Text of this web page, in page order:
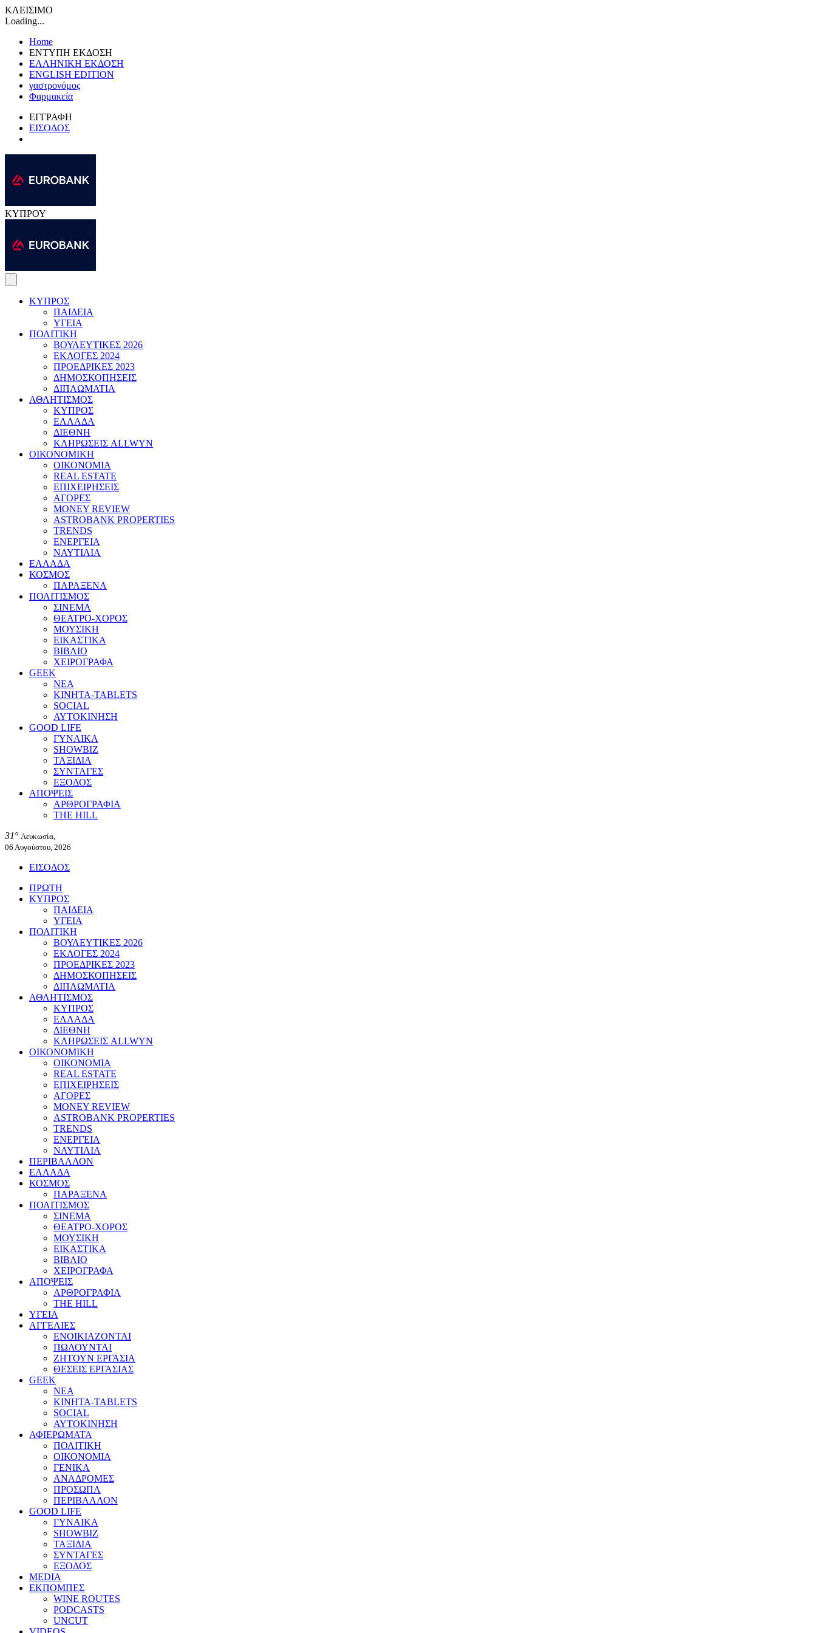
ΚΛΕΙΣΙΜΟ
Loading...
Home
ΕΝΤΥΠΗ ΕΚΔΟΣΗ
ΕΛΛΗΝΙΚΗ ΕΚΔΟΣΗ
ENGLISH EDITION
γαστρονόμος
Φαρμακεία
ΕΓΓΡΑΦΗ
ΕΙΣΟΔΟΣ
ΚΥΠΡΟΥ
ΚΥΠΡΟΣ
ΠΑΙΔΕΙΑ
ΥΓΕΙΑ
ΠΟΛΙΤΙΚΗ
ΒΟΥΛΕΥΤΙΚΕΣ 2026
ΕΚΛΟΓΕΣ 2024
ΠΡΟΕΔΡΙΚΕΣ 2023
ΔΗΜΟΣΚΟΠΗΣΕΙΣ
ΔΙΠΛΩΜΑΤΙΑ
ΑΘΛΗΤΙΣΜΟΣ
ΚΥΠΡΟΣ
ΕΛΛΑΔΑ
ΔΙΕΘΝΗ
ΚΛΗΡΩΣΕΙΣ ALLWYN
ΟΙΚΟΝΟΜΙΚΗ
ΟΙΚΟΝΟΜΙΑ
REAL ESTATE
ΕΠΙΧΕΙΡΗΣΕΙΣ
ΑΓΟΡΕΣ
MONEY REVIEW
ASTROBANK PROPERTIES
TRENDS
ΕΝΕΡΓΕΙΑ
ΝΑΥΤΙΛΙΑ
ΕΛΛΑΔΑ
ΚΟΣΜΟΣ
ΠΑΡΑΞΕΝΑ
ΠΟΛΙΤΙΣΜΟΣ
ΣΙΝΕΜΑ
ΘΕΑΤΡΟ-ΧΟΡΟΣ
ΜΟΥΣΙΚΗ
ΕΙΚΑΣΤΙΚΑ
ΒΙΒΛΙΟ
ΧΕΙΡΟΓΡΑΦΑ
GEEK
ΝΕΑ
ΚΙΝΗΤΑ-TABLETS
SOCIAL
ΑΥΤΟΚΙΝΗΣΗ
GOOD LIFE
ΓΥΝΑΙΚΑ
SHOWBIZ
ΤΑΞΙΔΙΑ
ΣΥΝΤΑΓΕΣ
ΕΞΟΔΟΣ
ΑΠΟΨΕΙΣ
ΑΡΘΡΟΓΡΑΦΙΑ
THE HILL
31° Λευκωσία,
06 Αυγούστου, 2026
ΕΙΣΟΔΟΣ
ΠΡΩΤΗ
ΚΥΠΡΟΣ
ΠΑΙΔΕΙΑ
ΥΓΕΙΑ
ΠΟΛΙΤΙΚΗ
ΒΟΥΛΕΥΤΙΚΕΣ 2026
ΕΚΛΟΓΕΣ 2024
ΠΡΟΕΔΡΙΚΕΣ 2023
ΔΗΜΟΣΚΟΠΗΣΕΙΣ
ΔΙΠΛΩΜΑΤΙΑ
ΑΘΛΗΤΙΣΜΟΣ
ΚΥΠΡΟΣ
ΕΛΛΑΔΑ
ΔΙΕΘΝΗ
ΚΛΗΡΩΣΕΙΣ ALLWYN
ΟΙΚΟΝΟΜΙΚΗ
ΟΙΚΟΝΟΜΙΑ
REAL ESTATE
ΕΠΙΧΕΙΡΗΣΕΙΣ
ΑΓΟΡΕΣ
MONEY REVIEW
ASTROBANK PROPERTIES
TRENDS
ΕΝΕΡΓΕΙΑ
ΝΑΥΤΙΛΙΑ
ΠΕΡΙΒΑΛΛΟΝ
ΕΛΛΑΔΑ
ΚΟΣΜΟΣ
ΠΑΡΑΞΕΝΑ
ΠΟΛΙΤΙΣΜΟΣ
ΣΙΝΕΜΑ
ΘΕΑΤΡΟ-ΧΟΡΟΣ
ΜΟΥΣΙΚΗ
ΕΙΚΑΣΤΙΚΑ
ΒΙΒΛΙΟ
ΧΕΙΡΟΓΡΑΦΑ
ΑΠΟΨΕΙΣ
ΑΡΘΡΟΓΡΑΦΙΑ
THE HILL
ΥΓΕΙΑ
ΑΓΓΕΛΙΕΣ
ΕΝΟΙΚΙΑΖΟΝΤΑΙ
ΠΩΛΟΥΝΤΑΙ
ΖΗΤΟΥΝ ΕΡΓΑΣΙΑ
ΘΕΣΕΙΣ ΕΡΓΑΣΙΑΣ
GEEK
ΝΕΑ
ΚΙΝΗΤΑ-TABLETS
SOCIAL
ΑΥΤΟΚΙΝΗΣΗ
ΑΦΙΕΡΩΜΑΤΑ
ΠΟΛΙΤΙΚΗ
ΟΙΚΟΝΟΜΙΑ
ΓΕΝΙΚΑ
ΑΝΑΔΡΟΜΕΣ
ΠΡΟΣΩΠΑ
ΠΕΡΙΒΑΛΛΟΝ
GOOD LIFE
ΓΥΝΑΙΚΑ
SHOWBIZ
ΤΑΞΙΔΙΑ
ΣΥΝΤΑΓΕΣ
ΕΞΟΔΟΣ
MEDIA
ΕΚΠΟΜΠΕΣ
WINE ROUTES
PODCASTS
UNCUT